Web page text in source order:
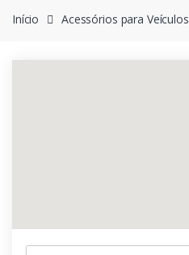
Início Acessórios para Veículos